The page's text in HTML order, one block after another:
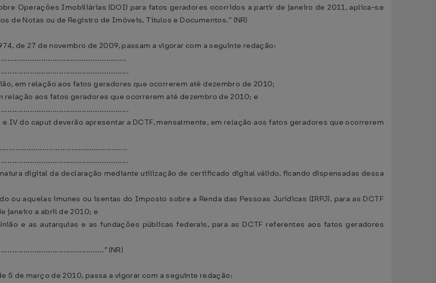
Operações Imobiliárias (DOI) para fatos geradores ocorridos a partir de janeiro de 2011, aplica-se
de Notas ou de Registro de Imóveis, Títulos e Documentos.” (NR)
de 27 de novembro de 2009, passam a vigorar com a seguinte redação:
em relação aos fatos geradores que ocorrerem até dezembro de 2010;
aos fatos geradores que ocorrerem até dezembro de 2010; e
do caput deverão apresentar a DCTF, mensalmente, em relação aos fatos geradores que ocorrerem
digital da declaração mediante utilização de certificado digital válido, ficando dispensadas dessa
aquelas imunes ou isentas do Imposto sobre a Renda das Pessoas Jurídicas (IRPJ), para as DCTF
janeiro a abril de 2010; e
e as autarquias e as fundações públicas federais, para as DCTF referentes aos fatos geradores
(NR)
5 de março de 2010, passa a vigorar com a seguinte redação: